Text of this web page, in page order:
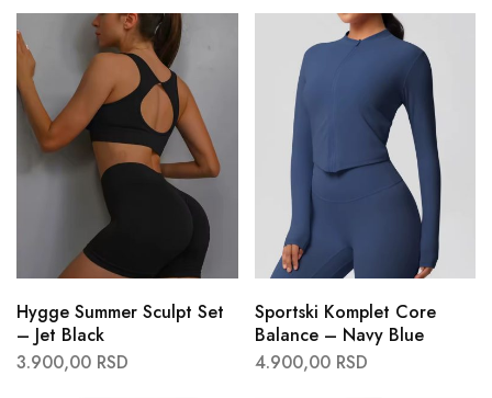
Hygge Summer Sculpt Set
– Jet Black
3.900,00 RSD
Sportski Komplet Core
Balance – Navy Blue
4.900,00 RSD